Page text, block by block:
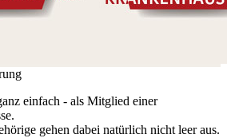
einfach - als Mitglied einer
gehen dabei natürlich nicht leer aus.